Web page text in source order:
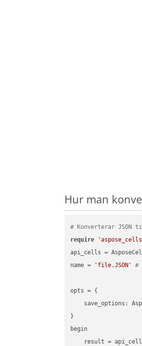
Hur man
# Konverterar JSON
require
api_cells =
name =
'file.JSON' #
opts = {
save_options:
}
begin
result =